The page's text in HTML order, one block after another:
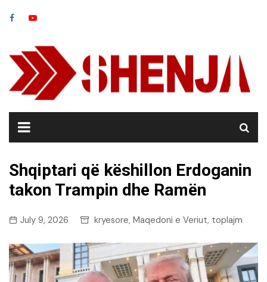
Shqiptari që këshillon Erdoganin
takon Trampin dhe Ramën
July 9, 2026 kryesore, Maqedoni e Veriut, toplajm